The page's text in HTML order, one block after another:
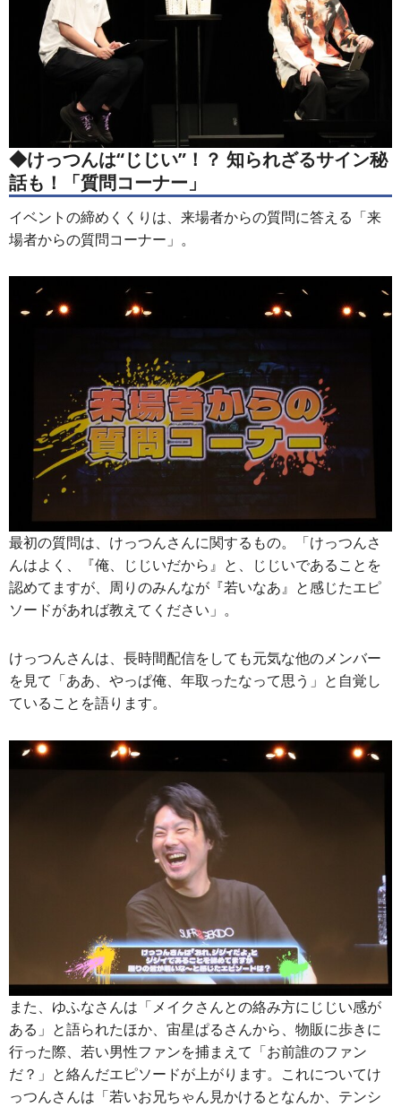
◆けっつんは“じじい”！？ 知られざるサイン秘
話も！「質問コーナー」
イベントの締めくくりは、来場者からの質問に答える「来
場者からの質問コーナー」。
最初の質問は、けっつんさんに関するもの。「けっつんさ
んはよく、『俺、じじいだから』と、じじいであることを
認めてますが、周りのみんなが『若いなあ』と感じたエピ
ソードがあれば教えてください」。
けっつんさんは、長時間配信をしても元気な他のメンバー
を見て「ああ、やっぱ俺、年取ったなって思う」と自覚し
ていることを語ります。
また、ゆふなさんは「メイクさんとの絡み方にじじい感が
ある」と語られたほか、宙星ぱるさんから、物販に歩きに
行った際、若い男性ファンを捕まえて「お前誰のファン
だ？」と絡んだエピソードが上がります。これについてけ
っつんさんは「若いお兄ちゃん見かけるとなんか、テンシ